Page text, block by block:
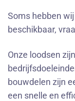
Soms hebben
beschikbaar,
Onze loodsen
bouwdelen zijn
een snelle en